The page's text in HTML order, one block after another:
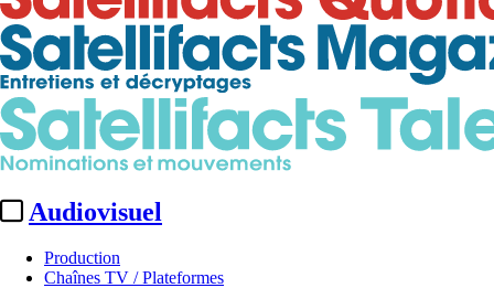
Audiovisuel
Production
Chaînes TV / Plateformes